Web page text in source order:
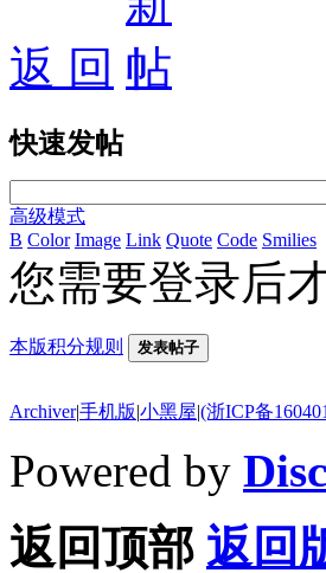
返 回
快速发帖
高级模式
B Color Image Link Quote Code Smilies
您需要登录后
本版积分规则 发表帖子
Archiver|手机版|小黑屋|(浙ICP备
Powered by
返回顶部 返回